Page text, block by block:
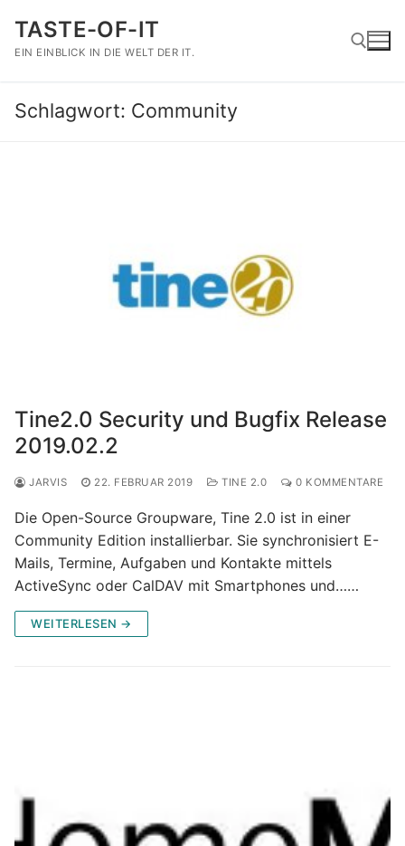
Inhalt
springen
TASTE-OF-IT
EIN EINBLICK IN DIE WELT DER IT.
Suchen nach:
Schlagwort: Community
Tine2.0 Security und Bugfix Release
2019.02.2
JARVIS 22. FEBRUAR 2019 TINE 2.0 0 KOMMENTARE
Die Open-Source Groupware, Tine 2.0 ist in einer
Community Edition installierbar. Sie synchronisiert E-
Mails, Termine, Aufgaben und Kontakte mittels
ActiveSync oder CalDAV mit Smartphones und……
WEITERLESEN →